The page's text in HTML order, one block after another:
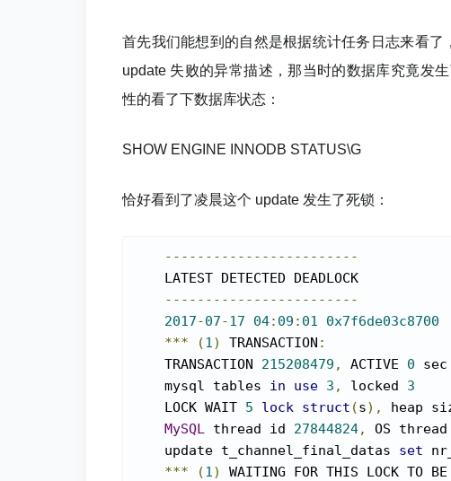
首先我们能想到的自然是根据统计任务日志来看
update 失败的异常描述，那当时的数据库究竟发
性的看了下数据库状态：
SHOW ENGINE INNODB STATUS\G
恰好看到了凌晨这个 update 发生了死锁：
------------------------
    LATEST DETECTED DEADLOCK
------------------------
2017-07-17 04: 09 : 01
0x7f6de03c8700
***
(1) TRANSACTION :
    TRANSACTION
215208479 , ACTIVE 0
    mysql tables
in use 3 , locked 3
    LOCK WAIT
5 lock struct (s), heap
MySQL thread id 27844824, OS
    update t_channel_final_datas
set
***
(1) WAITING FOR THIS LOCK TO BE